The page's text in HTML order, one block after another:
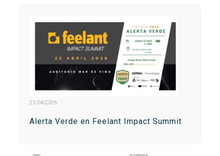
21/04/2026
Alerta Verde en Feelant Impact Summit